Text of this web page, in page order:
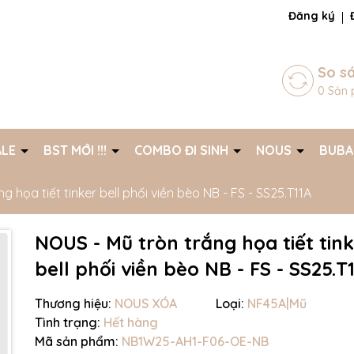
chờ đợi bạn Đăng ký
So
0 Sản
BST MỚI !!! COMBO ĐI SINH NOUS
họa tiết tinker bell phối viền bèo NB - FS - SS25.T11A
NOUS - Mũ tròn trắng họa tiết
bell phối viền bèo NB - FS -
Thương hiệu: NOUS XÓA Loại: NF45A|Mũ
Tình trạng: Hết hàng
Mã sản phẩm: NB1W25-AH1-F06-OE-NB
Mã giảm giá: